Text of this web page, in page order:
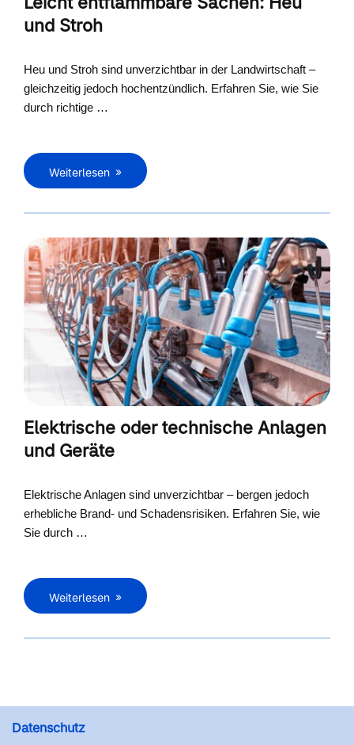
und Stroh
Heu und Stroh sind unverzichtbar in der Landwirtschaft –
gleichzeitig jedoch hochentzündlich. Erfahren Sie, wie Sie
durch richtige …
Weiterlesen
Elektrische oder technische Anlagen
und Geräte
Elektrische Anlagen sind unverzichtbar – bergen jedoch
erhebliche Brand- und Schadensrisiken. Erfahren Sie, wie
Sie durch …
Weiterlesen
Datenschutz